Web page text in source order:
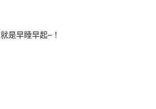
是早睡早起~！